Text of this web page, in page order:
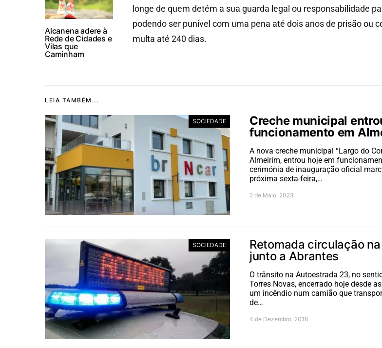
Alcanena adere à
Rede de Cidades e
Vilas que
Caminham
longe de quem detém a sua guarda legal ou responsabilidade
podendo ser punível com uma pena até dois anos de prisão ou
multa até 240 dias.
LEIA TAMBÉM...
SOCIEDADE
Creche municipal
funcionamento em
A nova creche municipal “Largo do
Almeirim, entrou hoje em
cerimónia de inauguração oficial
próxima sexta-feira,…
2 de Maio, 2023
SOCIEDADE
Retomada circulação
junto a Abrantes
O trânsito na Autoestrada 23, no
Torres Novas, encerrado hoje desde
um incêndio num camião que
de…
4 de Dezembro, 2018